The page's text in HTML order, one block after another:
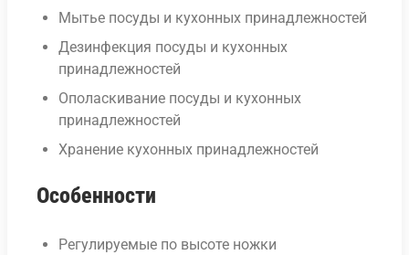
Мытье посуды и кухонных принадлежностей
Дезинфекция посуды и кухонных
принадлежностей
Ополаскивание посуды и кухонных
принадлежностей
Хранение кухонных принадлежностей
Особенности
Регулируемые по высоте ножки